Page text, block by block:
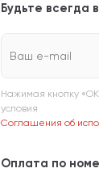
Будьте всегда
Ваш e-mail
Нажимая кнопку
условия
Соглашения об
Оплата по